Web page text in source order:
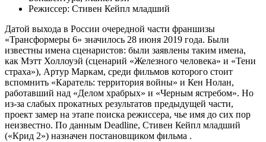
Режиссер: Стивен Кейпл младший
Датой выхода в России очередной части франшизы
«Трансформеры 6» значилось 28 июня 2019 года. Были
известны имена сценаристов: были заявлены таким имена,
как Мэтт Холлоуэй (сценарий «Железного человека» и «Тени
страха»), Артур Маркам, среди фильмов которого стоит
вспомнить «Каратель: территория войны» и Кен Нолан,
работавший над «Делом храбрых» и «Черным ястребом». Но
из-за слабых прокатных результатов предыдущей части,
проект замер на этапе поиска режиссера, чье имя до сих пор
неизвестно. По данным Deadline, Стивен Кейпл младший
(«Крид 2») назначен постановщиком фильма .